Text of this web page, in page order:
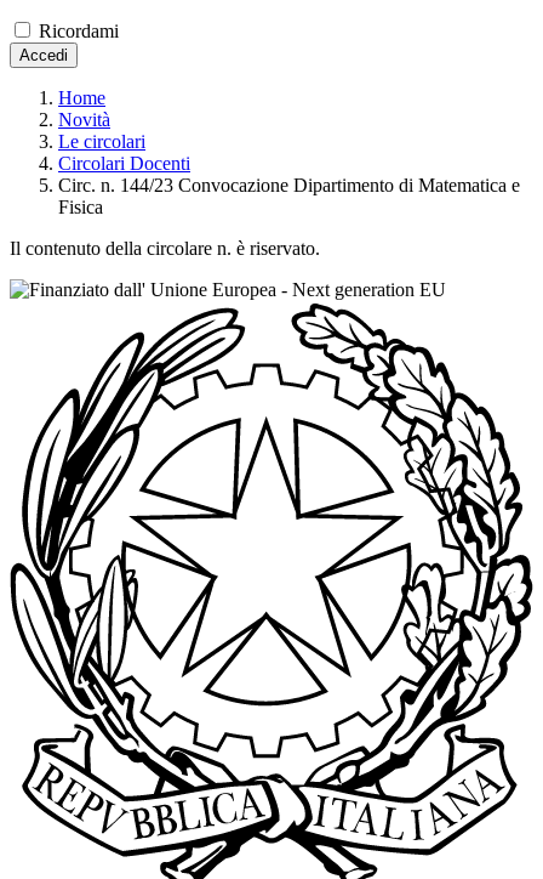
Ricordami
Accedi
Home
Novità
Le circolari
Circolari Docenti
Circ. n. 144/23 Convocazione Dipartimento di Matematica e
Fisica
Il contenuto della circolare n. è riservato.